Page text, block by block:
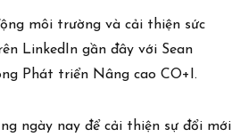
môi trường và cải thiện sức
LinkedIn gần đây với Sean
Phát triển Nâng cao CO+I.
ngày nay để cải thiện sự đổi mới